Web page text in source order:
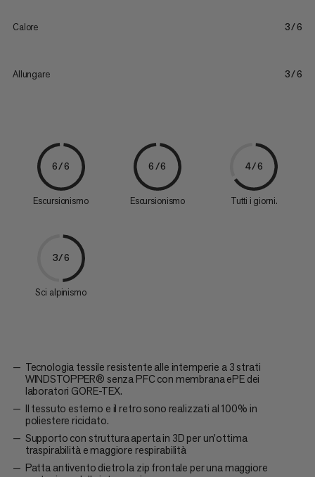
Calore 3/6
Allungare 3/6
6/6
Escursionismo
6/6
Escursionismo
4/6
Tutti i giorni.
3/6
Sci alpinismo
Tecnologia tessile resistente alle intemperie a 3 strati
WINDSTOPPER® senza PFC con membrana ePE dei
laboratori GORE-TEX.
Il tessuto esterno e il retro sono realizzati al 100% in
poliestere riciclato.
Supporto con struttura aperta in 3D per un'ottima
traspirabilità e maggiore respirabilità
Patta antivento dietro la zip frontale per una maggiore